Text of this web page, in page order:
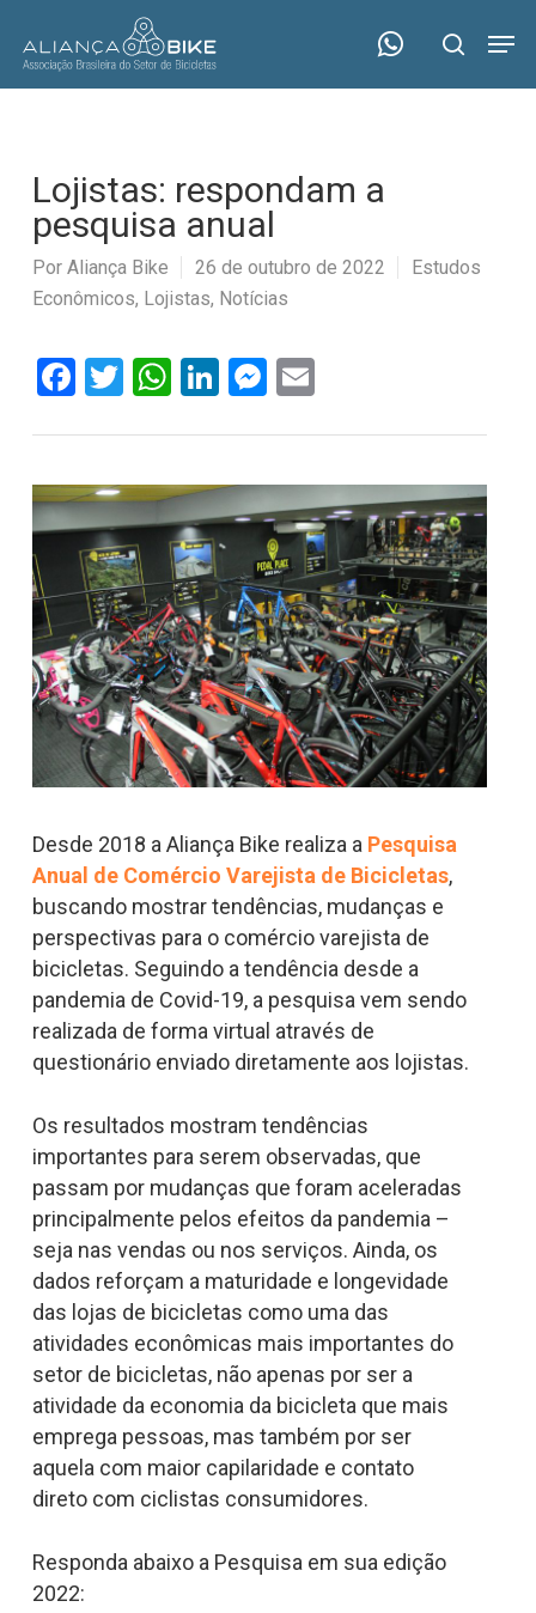
main
search
Lojistas: respondam a
pesquisa anual
Por Aliança Bike 26 de outubro de 2022
Estudos
Econômicos, Lojistas, Notícias
Facebook
Twitter
WhatsApp
LinkedIn
Messenger
Email
Desde 2018 a Aliança Bike realiza a Pesquisa
Anual de Comércio Varejista de Bicicletas,
buscando mostrar tendências, mudanças e
perspectivas para o comércio varejista de
bicicletas. Seguindo a tendência desde a
pandemia de Covid-19, a pesquisa vem sendo
realizada de forma virtual através de
questionário enviado diretamente aos lojistas.
Os resultados mostram tendências
importantes para serem observadas, que
passam por mudanças que foram aceleradas
principalmente pelos efeitos da pandemia –
seja nas vendas ou nos serviços. Ainda, os
dados reforçam a maturidade e longevidade
das lojas de bicicletas como uma das
atividades econômicas mais importantes do
setor de bicicletas, não apenas por ser a
atividade da economia da bicicleta que mais
emprega pessoas, mas também por ser
aquela com maior capilaridade e contato
direto com ciclistas consumidores.
Responda abaixo a Pesquisa em sua edição
2022: